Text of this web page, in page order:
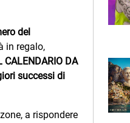
del
in regalo,
CALENDARIO DA
successi di
a rispondere